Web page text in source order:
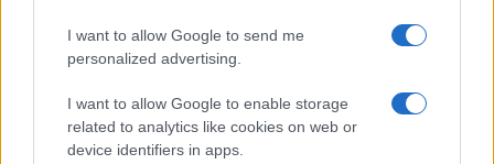
I want to allow Google to send me
personalized advertising.
I want to allow Google to enable storage
related to analytics like cookies on web or
device identifiers in apps.
Michelle Hunziker in Gallura, bella anche dal
vivo: un amico vip svela come fa
Calangianus, dopo le polemiche il centro
accoglienza minori chiude